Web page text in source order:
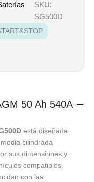
SKU:
SG500D
50 Ah 540A
está diseñada
cilindrada
sus dimensiones y
compatibles,
con las